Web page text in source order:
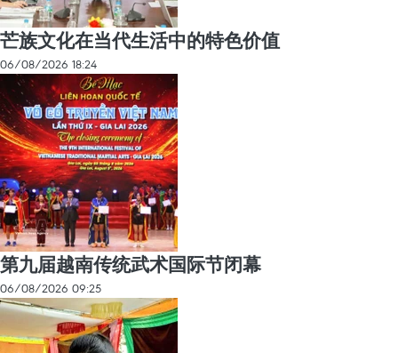
芒族文化在当代生活中的特色价值
06/08/2026 18:24
第九届越南传统武术国际节闭幕
06/08/2026 09:25